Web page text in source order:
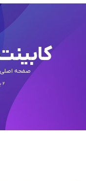
صفحه اصلی
۲ بهمن ۱۴۰۲